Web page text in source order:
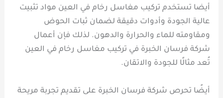
أيضا تستخدم تركيب مغاسل رخام في العين مواد تثبيت
عالية الجودة وأدوات دقيقة لضمان ثبات الحوض
ومقاومته للماء والحرارة والدهون. لذلك فإن أعمال
شركة فرسان الخبرة في تركيب مغاسل رخام في العين
تُعد مثالًا للجودة والاتقان.
أيضًا تحرص شركة فرسان الخبرة على تقديم تجربة مريحة